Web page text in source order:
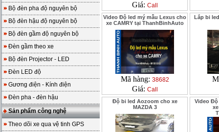
Bộ đèn pha độ nguyên bộ
Bộ đèn hậu độ nguyên bộ
Bộ đèn gầm độ nguyên bộ
Đèn gầm theo xe
Bộ đèn Projector - LED
Đèn LED độ
Gương điện - Kính điện
Đèn pha - đèn hậu
Sản phẩm công nghệ
Theo dõi xe qua vệ tinh GPS
Giá: Call
Video Độ led mý mẫu Lexus cho
xe CAMRY tại ThanhBinhAuto
Mã hàng: 38682
Giá: Call
Lắp bi
Độ bi led Aozoom cho xe
MAZDA 3
Video